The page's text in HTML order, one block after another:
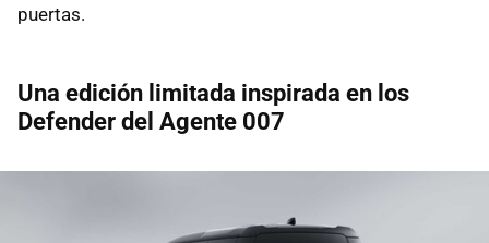
puertas.
Una edición limitada inspirada en los
Defender del Agente 007